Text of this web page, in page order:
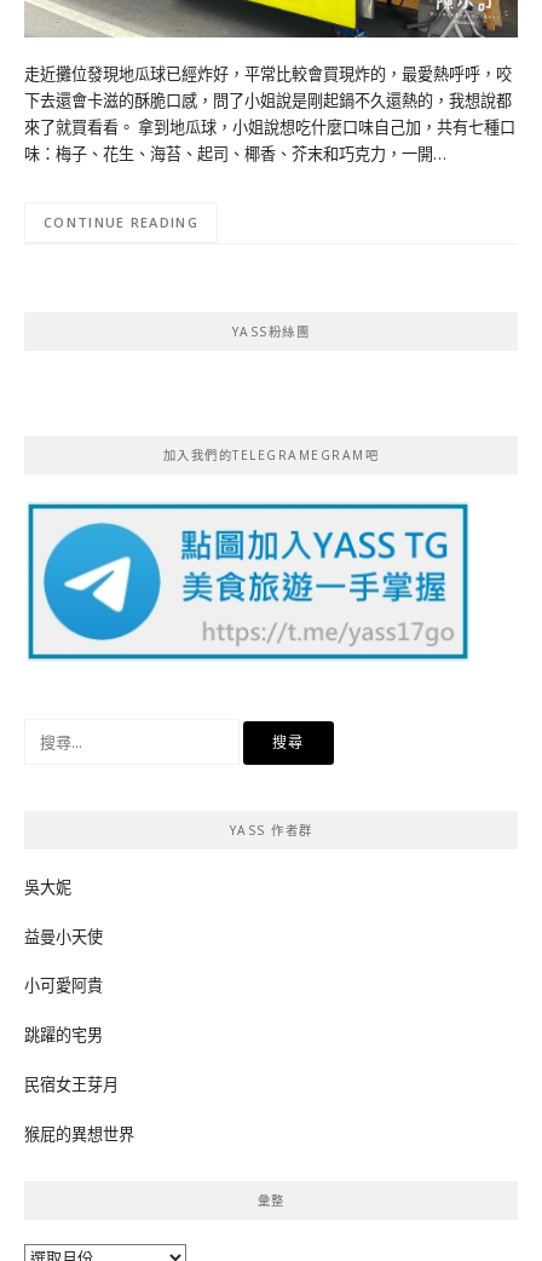
走近攤位發現地瓜球已經炸好，平常比較會買現炸的，最愛熱呼呼，咬
下去還會卡滋的酥脆口感，問了小姐說是剛起鍋不久還熱的，我想說都
來了就買看看。 拿到地瓜球，小姐說想吃什麼口味自己加，共有七種口
味：梅子、花生、海苔、起司、椰香、芥末和巧克力，一開…
CONTINUE READING
YASS粉絲團
加入我們的TELEGRAMEGRAM吧
YASS 作者群
吳大妮
益曼小天使
小可愛阿貴
跳躍的宅男
民宿女王芽月
猴屁的異想世界
彙整
彙